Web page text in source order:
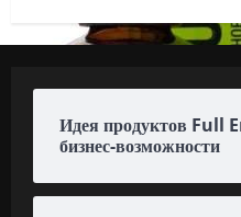
Идея продуктов Full
бизнес-возможности